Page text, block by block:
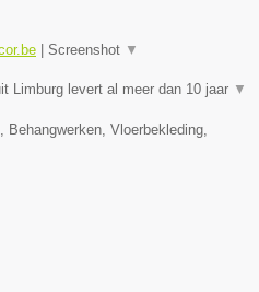
Screenshot ▼
Limburg levert al meer dan 10 jaar ▼
Behangwerken, Vloerbekleding,